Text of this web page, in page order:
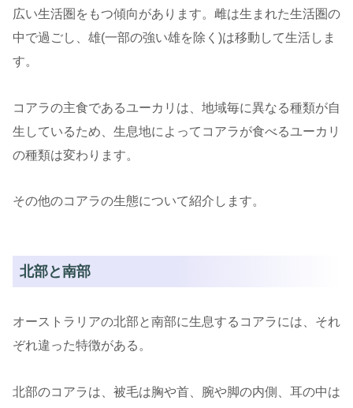
広い生活圏をもつ傾向があります。雌は生まれた生活圏の
中で過ごし、雄(一部の強い雄を除く)は移動して生活しま
す。
コアラの主食であるユーカリは、地域毎に異なる種類が自
生しているため、生息地によってコアラが食べるユーカリ
の種類は変わります。
その他のコアラの生態について紹介します。
北部と南部
オーストラリアの北部と南部に生息するコアラには、それ
ぞれ違った特徴がある。
北部のコアラは、被毛は胸や首、腕や脚の内側、耳の中は